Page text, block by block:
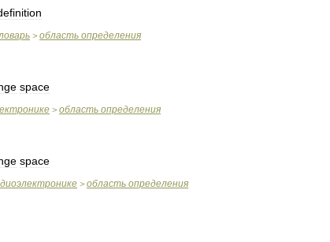
> область определения
space
> область определения
space
> область определения